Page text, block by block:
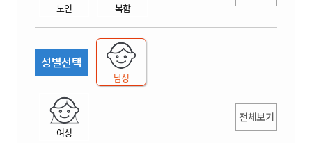
노인 복합
성별선택
남성
여성
전체보기